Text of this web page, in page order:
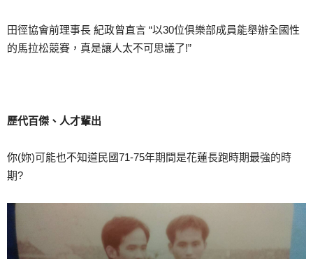
田徑協會前理事長 紀政曾直言 “以30位俱樂部成員能舉辦全國性
的馬拉松競賽，真是讓人太不可思議了!”
歷代百傑、人才輩出
你(妳)可能也不知道民國71-75年期間是花蓮長跑時期最強的時
期?